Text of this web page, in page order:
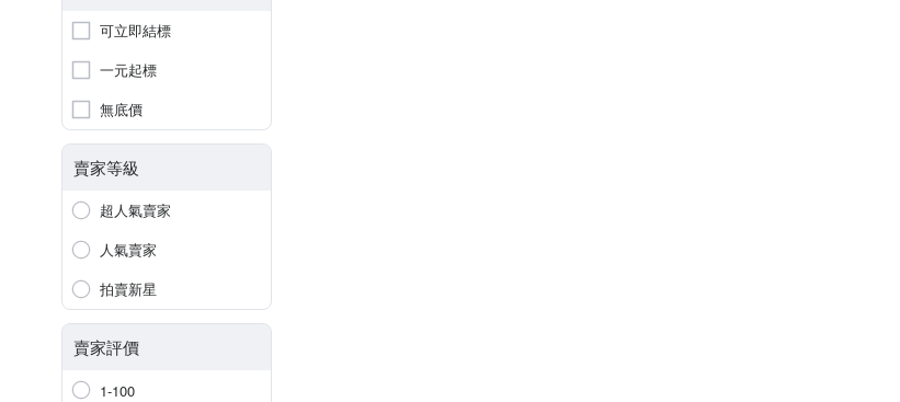
可立即結標
一元起標
無底價
賣家等級
超人氣賣家
人氣賣家
拍賣新星
賣家評價
1-100